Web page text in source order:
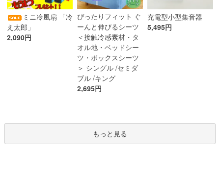
ミニ冷風扇 「冷
え太郎」
2,090円
ぴったりフィット ぐ
ーんと伸びるシーツ
＜接触冷感素材・タ
オル地・ベッドシー
ツ・ボックスシーツ
＞ シングル /セミダ
ブル /キング
2,695円
充電型小型集音器
5,495円
もっと見る